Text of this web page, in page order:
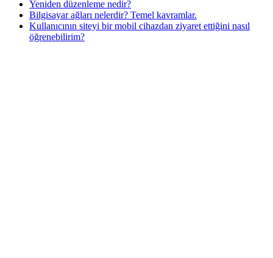
Yeniden düzenleme nedir?
Bilgisayar ağları nelerdir? Temel kavramlar.
Kullanıcının siteyi bir mobil cihazdan ziyaret ettiğini nasıl
öğrenebilirim?